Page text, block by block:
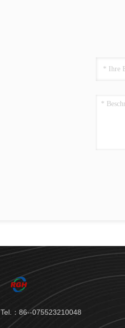
Tel.：86--075523210048